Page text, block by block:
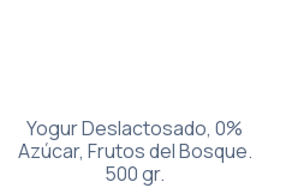
Yogur Deslactosado, 0%
Azúcar, Frutos del Bosque.
500 gr.